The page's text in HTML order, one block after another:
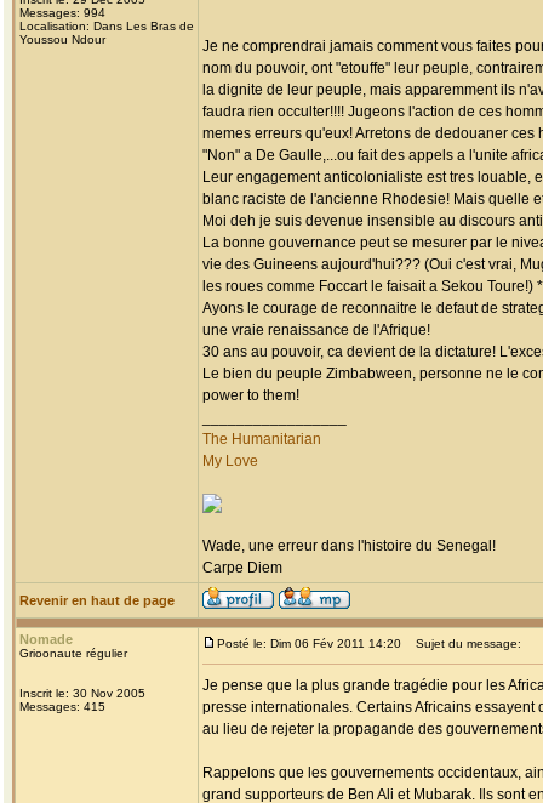
Messages: 994
Localisation: Dans Les Bras de
Youssou Ndour
Je ne comprendrai jamais comment vous faites
nom du pouvoir, ont "etouffe" leur peuple,
la dignite de leur peuple, mais apparemment ils
faudra rien occulter!!!! Jugeons l'action de ces
memes erreurs qu'eux! Arretons de dedouaner
"Non" a De Gaulle,...ou fait des appels a l'unite
Leur engagement anticolonialiste est tres louable,
blanc raciste de l'ancienne Rhodesie! Mais quelle
Moi deh je suis devenue insensible au discours
La bonne gouvernance peut se mesurer par le
vie des Guineens aujourd'hui??? (Oui c'est vrai,
les roues comme Foccart le faisait a Sekou Toure!)
Ayons le courage de reconnaitre le defaut de
une vraie renaissance de l'Afrique!
30 ans au pouvoir, ca devient de la dictature!
Le bien du peuple Zimbabween, personne ne le
power to them!
The Humanitarian
My Love
Wade, une erreur dans l'histoire du Senegal!
Carpe Diem
Revenir en haut de page
Nomade
Grioonaute régulier
Inscrit le: 30 Nov 2005
Messages: 415
Posté le: Dim 06 Fév 2011 14:20 Sujet du message:
Je pense que la plus grande tragédie pour les
presse internationales. Certains Africains
au lieu de rejeter la propagande des
Rappelons que les gouvernements occidentaux,
grand supporteurs de Ben Ali et Mubarak. Ils sont